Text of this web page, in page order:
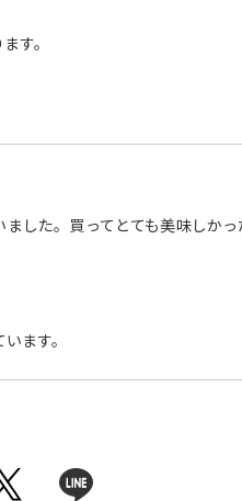
す。
した。買ってとても美味しか
ます。